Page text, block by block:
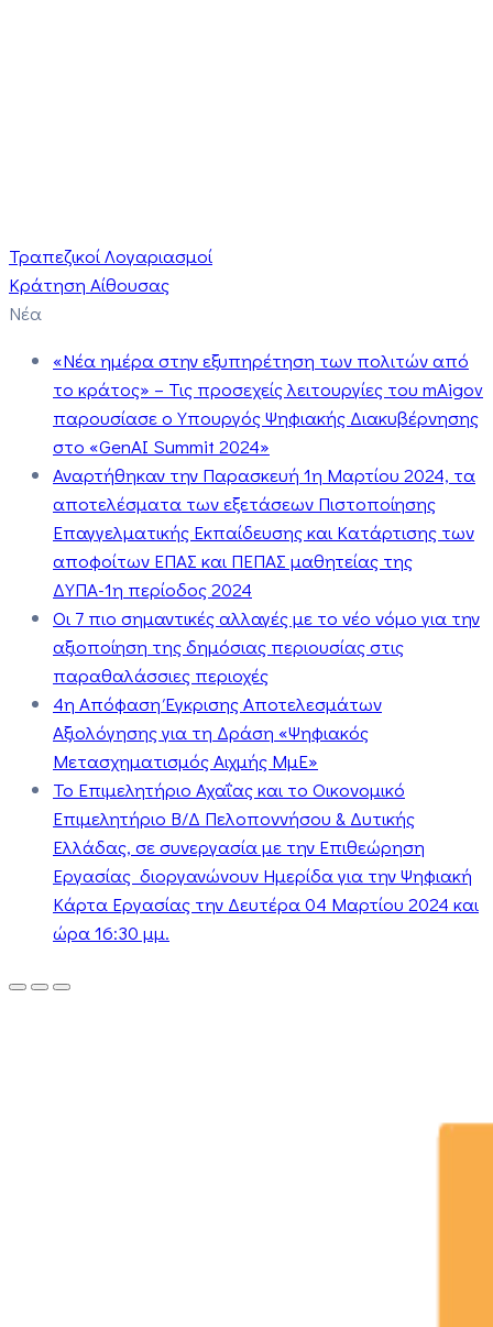
Τραπεζικοί Λογαριασμοί
Κράτηση Αίθουσας
Νέα
«Νέα ημέρα στην εξυπηρέτηση των πολιτών από
το κράτος» – Τις προσεχείς λειτουργίες του mAigov
παρουσίασε ο Υπουργός Ψηφιακής Διακυβέρνησης
στο «GenAI Summit 2024»
Αναρτήθηκαν την Παρασκευή 1η Μαρτίου 2024, τα
αποτελέσματα των εξετάσεων Πιστοποίησης
Επαγγελματικής Εκπαίδευσης και Κατάρτισης των
αποφοίτων ΕΠΑΣ και ΠΕΠΑΣ μαθητείας της
ΔΥΠΑ-1η περίοδος 2024
Οι 7 πιο σημαντικές αλλαγές με το νέο νόμο για την
αξιοποίηση της δημόσιας περιουσίας στις
παραθαλάσσιες περιοχές
4η Απόφαση Έγκρισης Αποτελεσμάτων
Αξιολόγησης για τη Δράση «Ψηφιακός
Μετασχηματισμός Αιχμής ΜμΕ»
Το Επιμελητήριο Αχαΐας και το Οικονομικό
Επιμελητήριο Β/Δ Πελοποννήσου & Δυτικής
Ελλάδας, σε συνεργασία με την Επιθεώρηση
Εργασίας διοργανώνουν Ημερίδα για την Ψηφιακή
Κάρτα Εργασίας την Δευτέρα 04 Μαρτίου 2024 και
ώρα 16:30 μμ.